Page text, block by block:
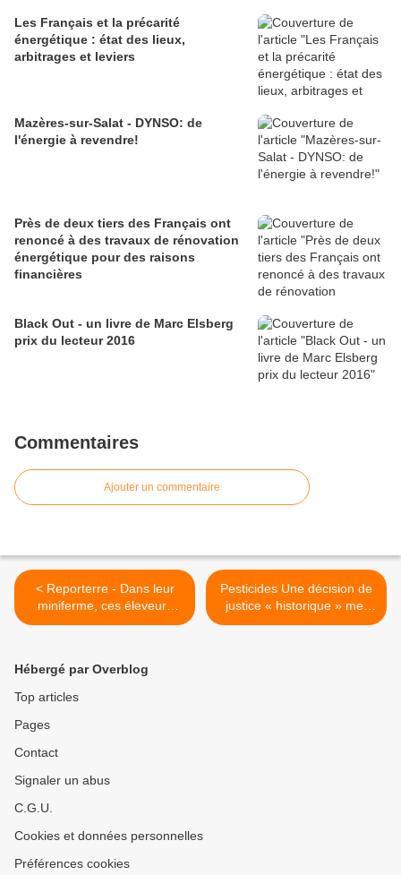
Les Français et la précarité
énergétique : état des lieux,
arbitrages et leviers
Mazères-sur-Salat - DYNSO: de
l'énergie à revendre!
Près de deux tiers des Français ont
renoncé à des travaux de rénovation
énergétique pour des raisons
financières
Black Out - un livre de Marc Elsberg
prix du lecteur 2016
Commentaires
Ajouter un commentaire
< Reporterre - Dans leur
miniferme, ces éleveurs
bretons vivent en quasi-
Pesticides Une décision de
justice « historique » met
des dizaines de pesticides
Hébergé par Overblog
Top articles
Pages
Contact
Signaler un abus
C.G.U.
Cookies et données personnelles
Préférences cookies